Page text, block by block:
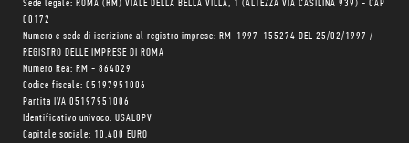
Sede legale: ROMA (RM) VIALE DELLA BELLA VILLA, 1 (ALTEZZA VIA CASILINA 939) - CAP
00172
Numero e sede di iscrizione al registro imprese: RM-1997-155274 DEL 25/02/1997 /
REGISTRO DELLE IMPRESE DI ROMA
Numero Rea: RM - 864029
Codice fiscale: 05197951006
Partita IVA 05197951006
Identificativo univoco: USAL8PV
Capitale sociale: 10.400 EURO